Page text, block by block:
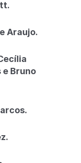
Araujo.
e Bruno